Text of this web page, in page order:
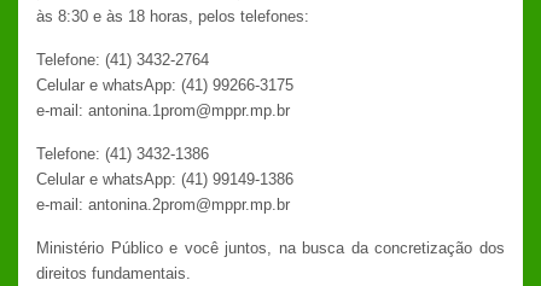
às 8:30 e às 18 horas, pelos telefones:
Telefone: (41) 3432-2764
Celular e whatsApp: (41) 99266-3175
e-mail: antonina.1prom@mppr.mp.br
Telefone: (41) 3432-1386
Celular e whatsApp: (41) 99149-1386
e-mail: antonina.2prom@mppr.mp.br
Ministério Público e você juntos, na busca da concretização dos
direitos fundamentais.